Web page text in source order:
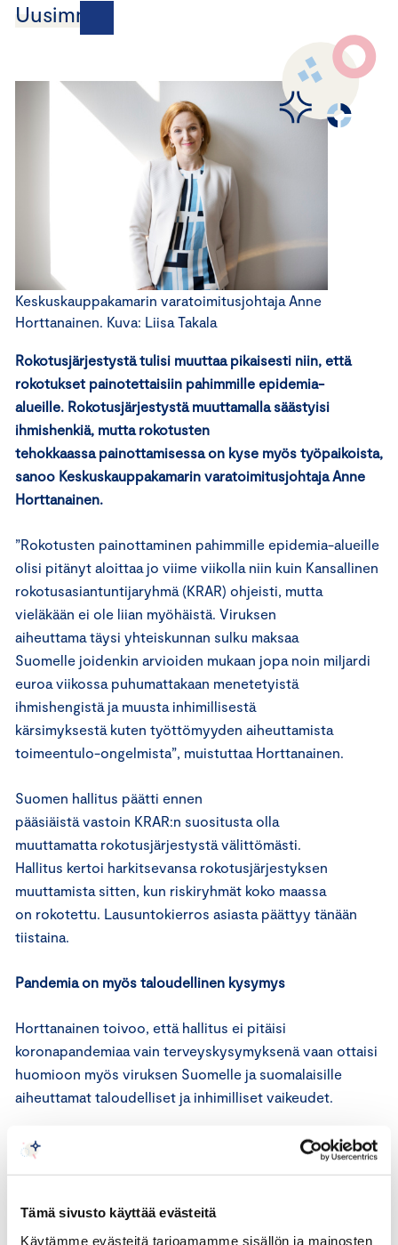
Tämä sivusto käyttää evästeitä
Käytämme evästeitä tarjoamamme sisällön ja mainosten
Uusimmat
Keskuskauppakamarin varatoimitusjohtaja Anne
Horttanainen. Kuva: Liisa Takala
Rokotusjärjestystä tulisi muuttaapikaisesti niin, että
rokotukset painotettaisiin pahimmille epidemia-
alueille. Rokotusjärjestystä muuttamallasäästyisi
ihmishenkiä, mutta rokotusten
tehokkaassapainottamisessaon kyse myös työpaikoista,
sanoo Keskuskauppakamarin varatoimitusjohtaja Anne
Horttanainen.
”Rokotusten painottaminen pahimmille epidemia-alueille
olisi pitänyt aloittaa jo viime viikolla niin kuin Kansallinen
rokotusasiantuntijaryhmä (KRAR) ohjeisti, mutta
vieläkään ei ole liian myöhäistä. Viruksen
aiheuttama täysi yhteiskunnan sulku maksaa
Suomelle joidenkin arvioiden mukaan jopa noin miljardi
euroa viikossa puhumattakaan menetetyistä
ihmishengistä ja muusta inhimillisestä
kärsimyksestä kuten työttömyyden aiheuttamista
toimeentulo-ongelmista”, muistuttaa Horttanainen.
Suomen hallitus päätti ennen
pääsiäistä vastoin KRAR:n suositusta olla
muuttamatta rokotusjärjestystä välittömästi.
Hallitus kertoi harkitsevansa rokotusjärjestyksen
muuttamista sitten, kun riskiryhmät koko maassa
on rokotettu. Lausuntokierros asiasta päättyy tänään
tiistaina.
Pandemia on myös taloudellinen kysymys
Horttanainen toivoo, että hallitus ei pitäisi
koronapandemiaa vain terveyskysymyksenä vaan ottaisi
huomioon myös viruksen Suomelle ja suomalaisille
aiheuttamat taloudelliset ja inhimilliset vaikeudet.
”Edelleenkin kymmenet tuhannet suomalaiset ovat
lomautettuina tai irtisanottuina työstään pandemian
mahdollisimman nopeasti. Tähän on ratkaisu tarjolla:
muutetaan rokotusjärjestystä niin, että siitä saadaan